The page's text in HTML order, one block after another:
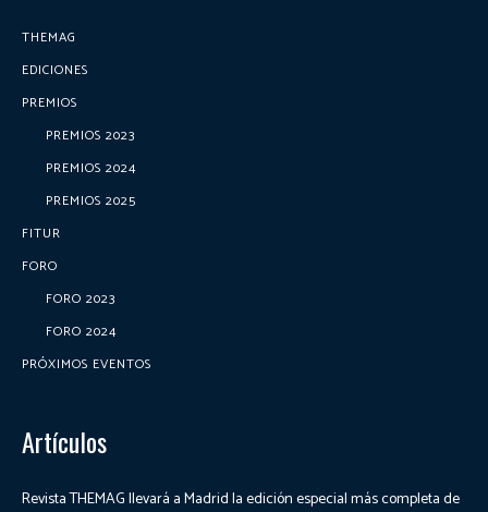
THEMAG
EDICIONES
PREMIOS
PREMIOS 2023
PREMIOS 2024
PREMIOS 2025
FITUR
FORO
FORO 2023
FORO 2024
PRÓXIMOS EVENTOS
Artículos
Revista THEMAG llevará a Madrid la edición especial más completa de